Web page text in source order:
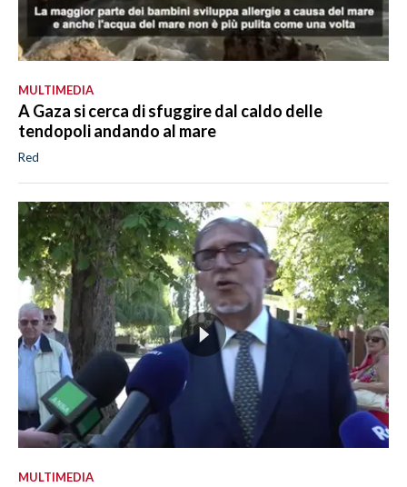
MULTIMEDIA
A Gaza si cerca di sfuggire dal caldo delle
tendopoli andando al mare
Red
MULTIMEDIA